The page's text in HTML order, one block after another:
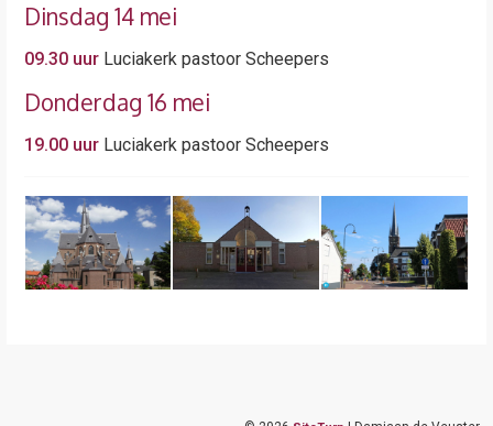
Dinsdag 14 mei
09.30 uurLuciakerk pastoor Scheepers
Donderdag 16 mei
19.00 uurLuciakerk pastoor Scheepers